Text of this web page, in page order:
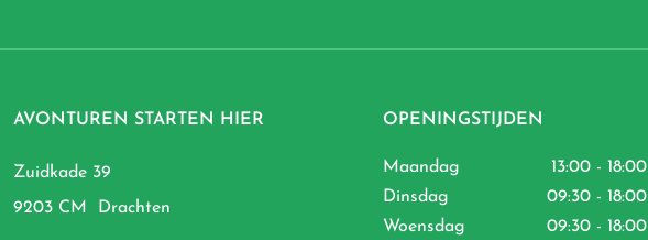
AVONTUREN STARTEN HIER
Zuidkade 39
9203 CM Drachten
OPENINGSTIJDEN
Maandag
13:00 - 18:00
Dinsdag
09:30 - 18:00
Woensdag
09:30 - 18:00